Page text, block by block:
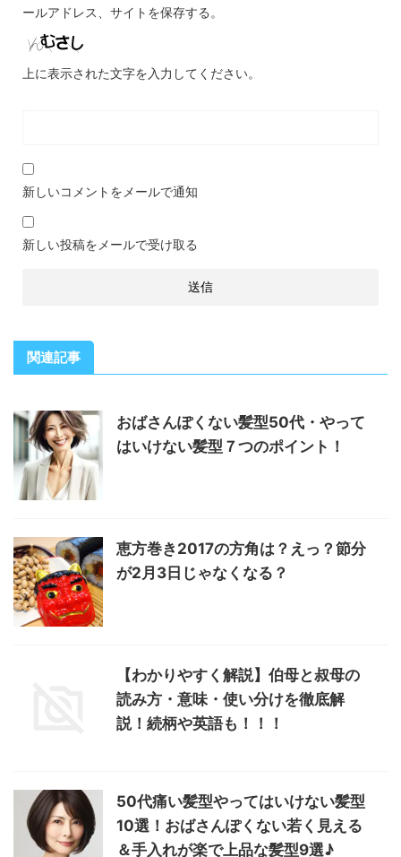
ールアドレス、サイトを保存する。
上に表示された文字を入力してください。
新しいコメントをメールで通知
新しい投稿をメールで受け取る
関連記事
おばさんぽくない髪型50代・やって
はいけない髪型７つのポイント！
恵方巻き2017の方角は？えっ？節分
が2月3日じゃなくなる？
【わかりやすく解説】伯母と叔母の
読み方・意味・使い分けを徹底解
説！続柄や英語も！！！
50代痛い髪型やってはいけない髪型
10選！おばさんぽくない若く見える
＆手入れが楽で上品な髪型9選♪